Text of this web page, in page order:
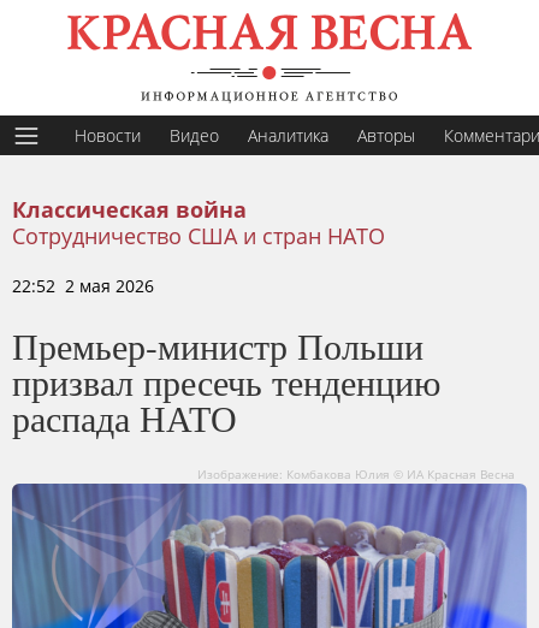
Новости Видео Аналитика Авторы
Классическая война
Сотрудничество США и стран НАТО
22:52 2 мая 2026
Премьер-министр Польши
призвал пресечь тенденцию
распада НАТО
Изображение: Комбакова Юлия © ИА Красная Весна